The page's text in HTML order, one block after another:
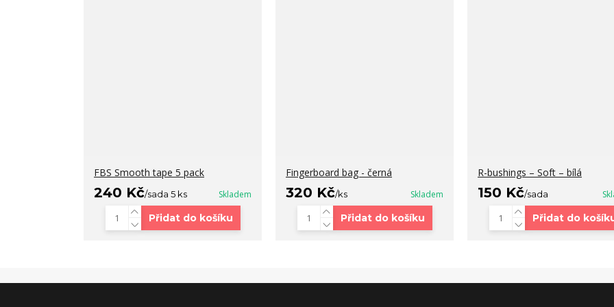
FBS Smooth tape 5 pack
240 Kč/sada 5 ks Skladem
Přidat do košíku
Fingerboard bag - černá
320 Kč/ks Skladem
Přidat do košíku
R-bushings – Soft – bílá
150 Kč/sada
Přidat do